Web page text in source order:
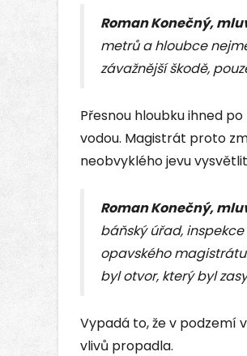
Roman Konečný,
metrů a hloubce
závažnější škodě,
Přesnou hloubku ihned
vodou. Magistrát proto
neobvyklého jevu
Roman Konečný,
báňský úřad,
opavského
byl otvor, který byl
Vypadá to, že v podzemí
vlivů propadla.